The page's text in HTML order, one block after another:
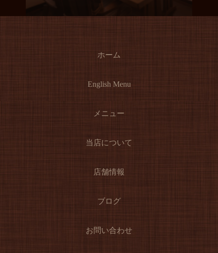
ホーム
English Menu
メニュー
当店について
店舗情報
ブログ
お問い合わせ